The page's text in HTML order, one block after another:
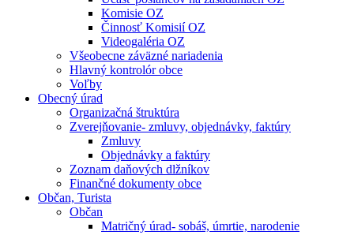
Komisie OZ
Činnosť Komisií OZ
Videogaléria OZ
Všeobecne záväzné nariadenia
Hlavný kontrolór obce
Voľby
Obecný úrad
Organizačná štruktúra
Zverejňovanie- zmluvy, objednávky, faktúry
Zmluvy
Objednávky a faktúry
Zoznam daňových dlžníkov
Finančné dokumenty obce
Občan, Turista
Občan
Matričný úrad- sobáš, úmrtie, narodenie